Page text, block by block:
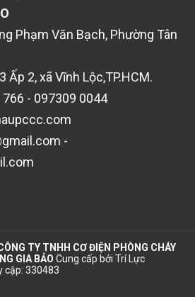
Phạm Văn Bạch, Phường Tân
Ấp 2, xã Vĩnh Lộc,TP.HCM.
- 097309 0044
-
TY TNHH CƠ ĐIỆN PHÒNG CHÁY
GIA BẢO Cung cấp bởi Trí Lực
cập: 330483